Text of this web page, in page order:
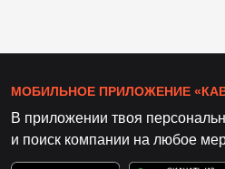
МОБИЛЬНОЕ ПРИЛОЖЕНИЕ
В приложении твоя
и поиск компании на любое